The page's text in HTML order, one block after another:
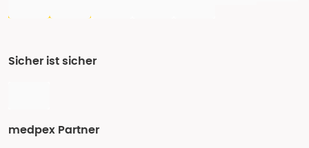
Sicher ist sicher
medpex Partner